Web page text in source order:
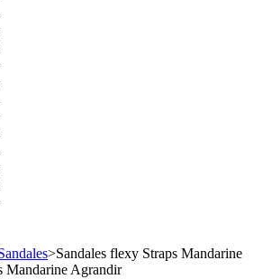
>Sandales flexy Straps Mandarine
Agrandir